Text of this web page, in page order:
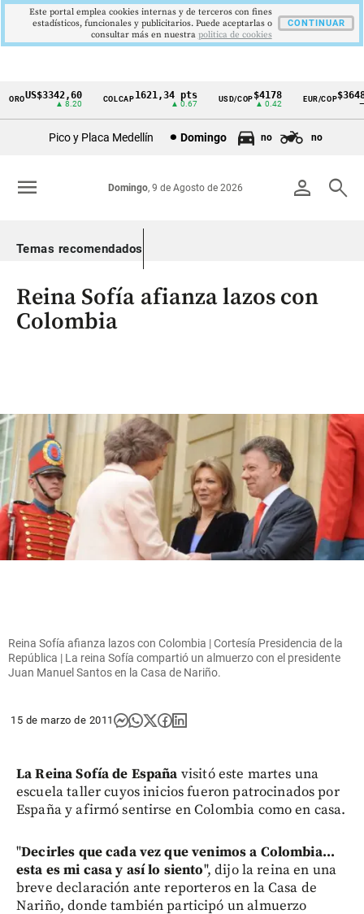
Cintillo
Colombia
US$3342,60
▲ 8.20
COLCAP1621,34 pts
▲ 0.67
USD/COP$4178
▲ 0.42
EUR/COP$3648
Pico y Placa Medellín Domingo no no
person search
Domingo, 9 de Agosto de 2026
menu
Temas recomendados
Reina Sofía afianza lazos con
Colombia
Reina Sofía afianza lazos con Colombia | Cortesía Presidencia de la
República | La reina Sofía compartió un almuerzo con el presidente
Juan Manuel Santos en la Casa de Nariño.
15 de marzo de 2011
La Reina Sofía de España visitó este martes una
escuela taller cuyos inicios fueron patrocinados por
España y afirmó sentirse en Colombia como en casa.
"Decirles que cada vez que venimos a Colombia...
esta es mi casa y así lo siento", dijo la reina en una
breve declaración ante reporteros en la Casa de
Nariño, donde también participó un almuerzo
Este portal emplea cookies internas y de terceros con fines
estadísticos, funcionales y publicitarios. Puede aceptarlas o
consultar más en nuestra politica de cookies
CONTINUAR